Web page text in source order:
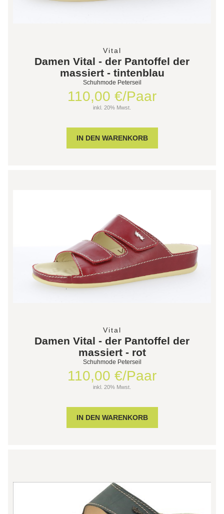
Vital
Damen Vital - der Pantoffel der
massiert - tintenblau
Schuhmode Peterseil
110,00 €/Paar
inkl. 20% Mwst.
Vital
Damen Vital - der Pantoffel der
massiert - rot
Schuhmode Peterseil
110,00 €/Paar
inkl. 20% Mwst.